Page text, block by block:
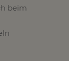
beim